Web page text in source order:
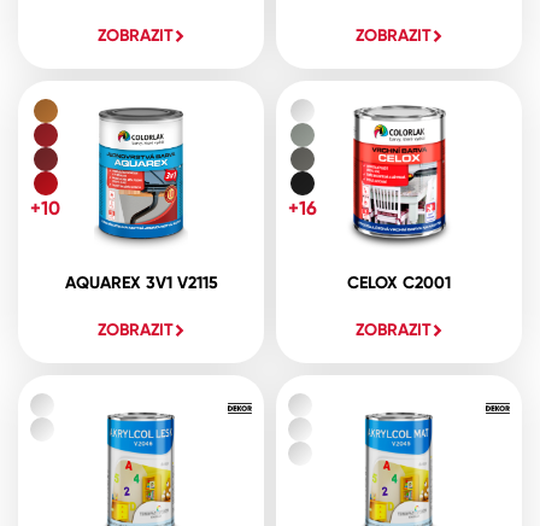
ZOBRAZIT ZOBRAZIT
AQUAREX 3V1 V2115
ZOBRAZIT
+10
CELOX C2001
ZOBRAZIT
+16